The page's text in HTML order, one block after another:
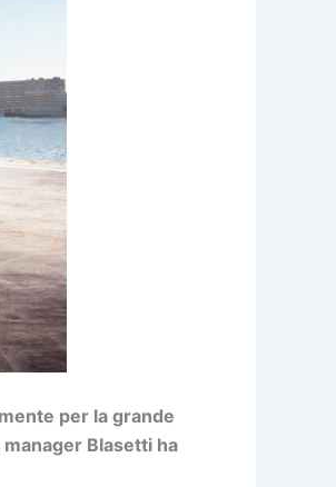
per la grande
Blasetti ha